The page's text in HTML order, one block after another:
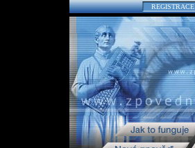
REGISTRACE